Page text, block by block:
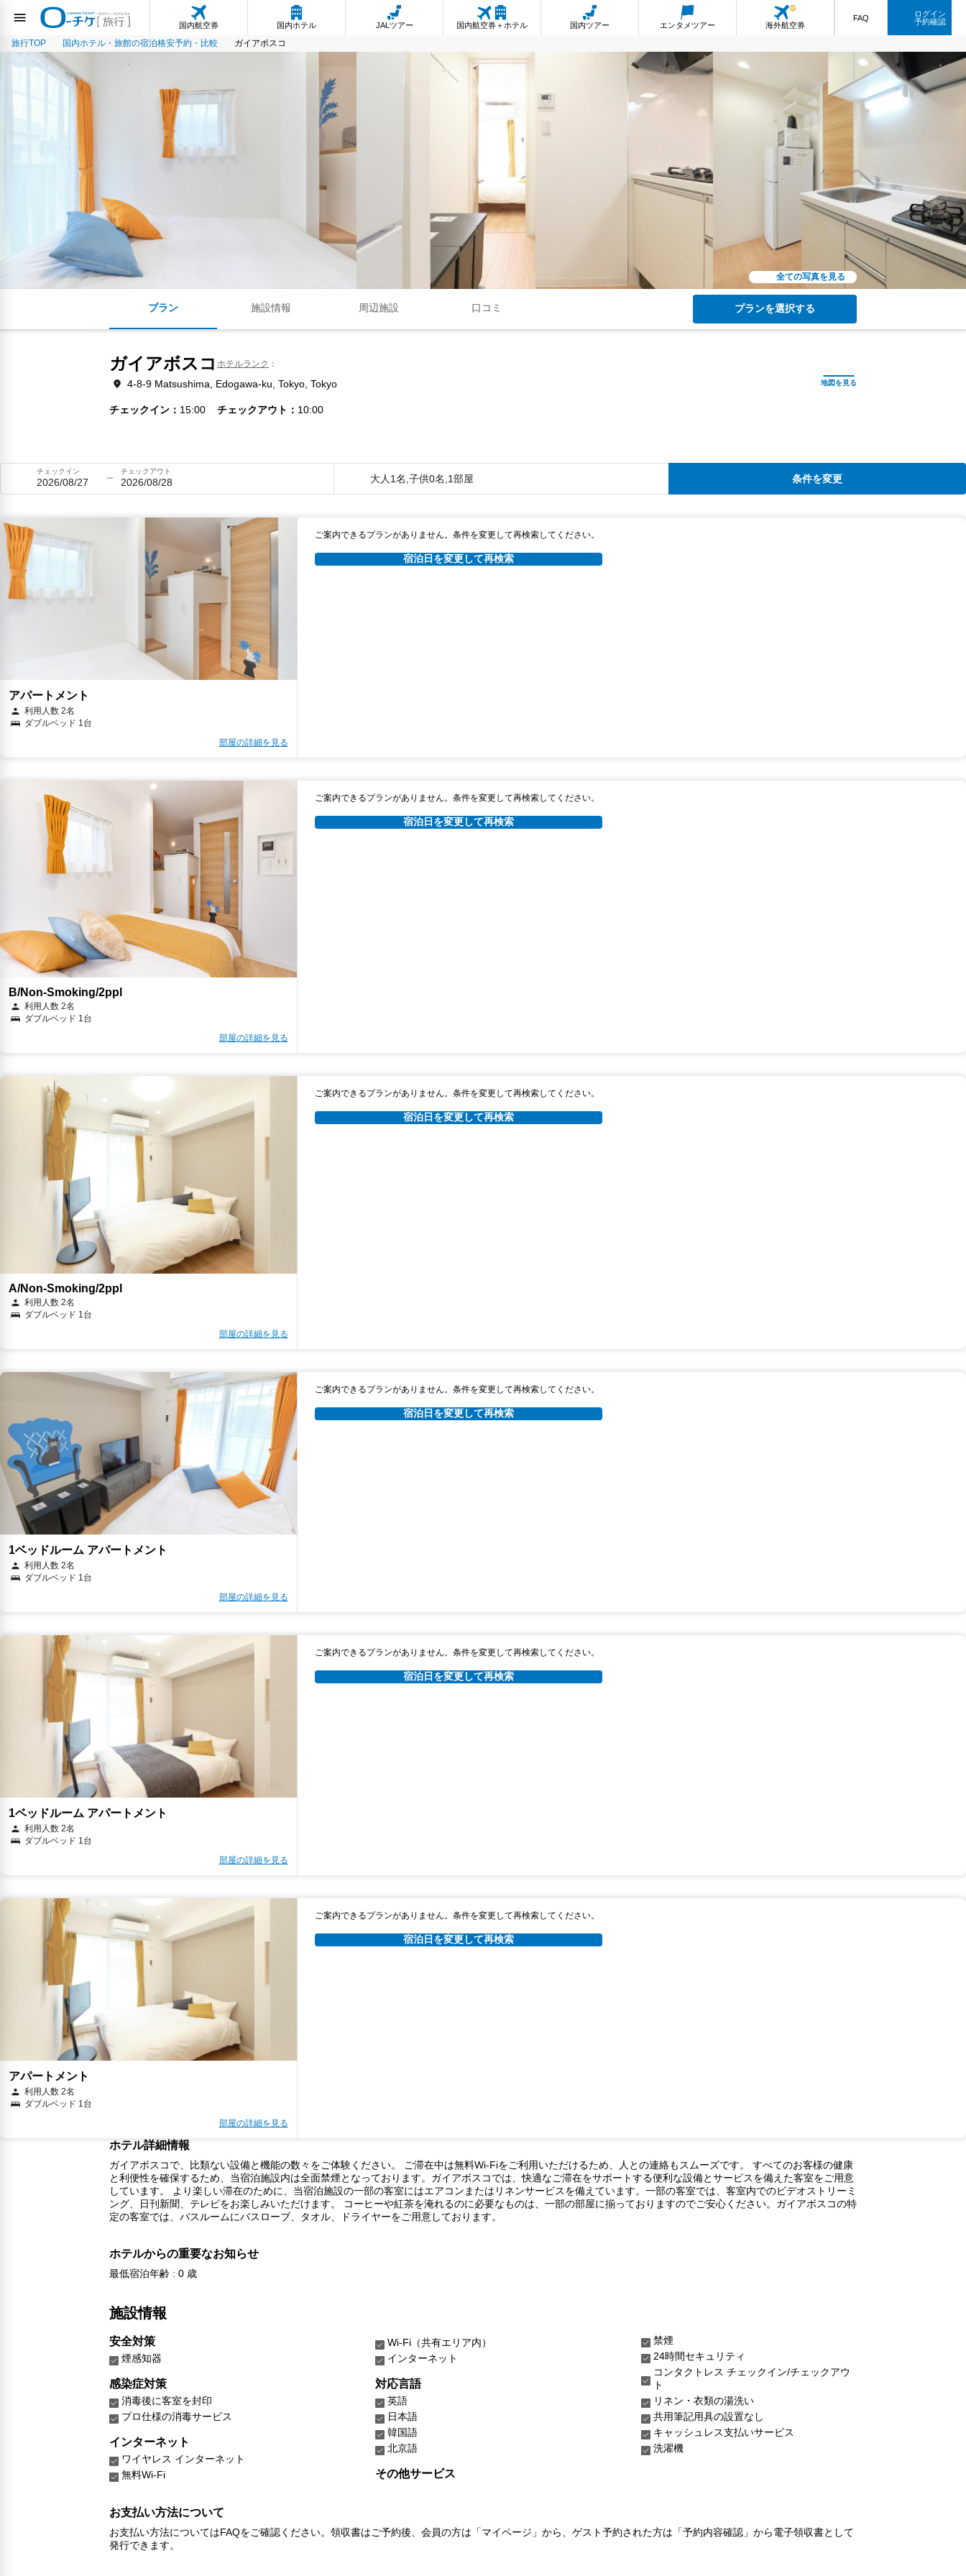
国内航空券 国内ホテル JALツアー 国内航空券＋ホテル 国内ツアー エンタメツアー 海外航空券
FAQ
ログイン
予約確認
旅行TOP 国内ホテル・旅館の宿泊格安予約・比較 ガイアボスコ
全ての写真を見る
プラン 施設情報 周辺施設 口コミ プランを選択する
ガイアボスコ ホテルランク
4-8-9 Matsushima, Edogawa-ku, Tokyo, Tokyo
チェックイン 15:00 チェックアウト 10:00
チェックイン
2026/08/27
チェックアウト
2026/08/28 大人1名,子供0名,1部屋 条件を変更
アパートメント
利用人数 2名
ダブルベッド 1台
部屋の詳細を見る
ご案内できるプランがありません。条件を変更して再検索してください。
宿泊日を変更して再検索
B/Non-Smoking/2ppl
利用人数 2名
ダブルベッド 1台
部屋の詳細を見る
ご案内できるプランがありません。条件を変更して再検索してください。
宿泊日を変更して再検索
A/Non-Smoking/2ppl
利用人数 2名
ダブルベッド 1台
部屋の詳細を見る
ご案内できるプランがありません。条件を変更して再検索してください。
宿泊日を変更して再検索
1ベッドルーム アパートメント
利用人数 2名
ダブルベッド 1台
部屋の詳細を見る
ご案内できるプランがありません。条件を変更して再検索してください。
宿泊日を変更して再検索
1ベッドルーム アパートメント
利用人数 2名
ダブルベッド 1台
部屋の詳細を見る
ご案内できるプランがありません。条件を変更して再検索してください。
宿泊日を変更して再検索
アパートメント
利用人数 2名
ダブルベッド 1台
部屋の詳細を見る
ご案内できるプランがありません。条件を変更して再検索してください。
宿泊日を変更して再検索
ホテル詳細情報
ガイアボスコで、比類ない設備と機能の数々をご体験ください。 ご滞在中は無料Wi-Fiをご利用いただけるため、人との連絡もスムーズです。 すべてのお客様の健康
と利便性を確保するため、当宿泊施設内は全面禁煙となっております。ガイアボスコでは、快適なご滞在をサポートする便利な設備とサービスを備えた客室をご用意
しています。 より楽しい滞在のために、当宿泊施設の一部の客室にはエアコンまたはリネンサービスを備えています。一部の客室では、客室内でのビデオストリーミ
ング、日刊新聞、テレビをお楽しみいただけます。 コーヒーや紅茶を淹れるのに必要なものは、一部の部屋に揃っておりますのでご安心ください。ガイアボスコの特
定の客室では、バスルームにバスローブ、タオル、ドライヤーをご用意しております。
ホテルからの重要なお知らせ
最低宿泊年齢 : 0 歳
施設情報
安全対策
煙感知器
感染症対策
消毒後に客室を封印
プロ仕様の消毒サービス
インターネット
ワイヤレス インターネット
無料Wi-Fi
Wi-Fi（共有エリア内）
インターネット
対応言語
英語
日本語
韓国語
北京語
その他サービス
禁煙
24時間セキュリティ
コンタクトレス チェックイン/チェックアウ
ト
リネン・衣類の湯洗い
共用筆記用具の設置なし
キャッシュレス支払いサービス
洗濯機
お支払い方法について
お支払い方法についてはFAQをご確認ください。領収書はご予約後、会員の方は「マイページ」から、ゲスト予約された方は「予約内容確認」から電子領収書として
発行できます。